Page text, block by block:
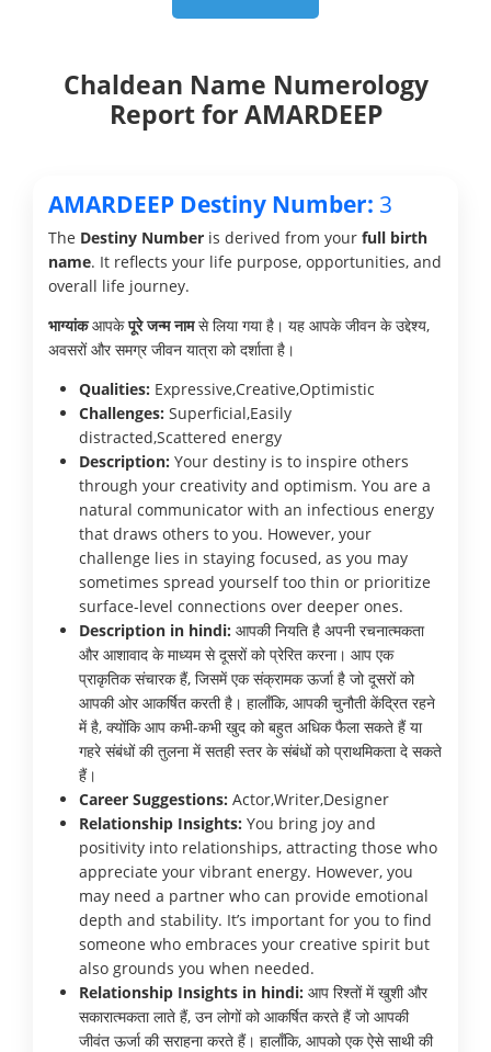
Chaldean Name Numerology
Report for AMARDEEP
AMARDEEP Destiny Number: 3
The Destiny Number is derived from your full birth
name. It reflects your life purpose, opportunities, and
overall life journey.
भाग्यांकआपकेपूरे जन्म नामसे लिया गया है। यह आपके जीवन के उद्देश्य,
अवसरों और समग्र जीवन यात्रा को दर्शाता है।
Qualities: Expressive,Creative,Optimistic
Challenges: Superficial,Easily
distracted,Scattered energy
Description: Your destiny is to inspire others
through your creativity and optimism. You are a
natural communicator with an infectious energy
that draws others to you. However, your
challenge lies in staying focused, as you may
sometimes spread yourself too thin or prioritize
surface-level connections over deeper ones.
Description in hindi: आपकी नियति है अपनी रचनात्मकता
और आशावाद के माध्यम से दूसरों को प्रेरित करना। आप एक
प्राकृतिक संचारक हैं, जिसमें एक संक्रामक ऊर्जा है जो दूसरों को
आपकी ओर आकर्षित करती है। हालाँकि, आपकी चुनौती केंद्रित रहने
में है, क्योंकि आप कभी-कभी खुद को बहुत अधिक फैला सकते हैं या
गहरे संबंधों की तुलना में सतही स्तर के संबंधों को प्राथमिकता दे सकते
हैं।
Career Suggestions: Actor,Writer,Designer
Relationship Insights: You bring joy and
positivity into relationships, attracting those who
appreciate your vibrant energy. However, you
may need a partner who can provide emotional
depth and stability. It’s important for you to find
someone who embraces your creative spirit but
also grounds you when needed.
Relationship Insights in hindi: आप रिश्तों में खुशी और
सकारात्मकता लाते हैं, उन लोगों को आकर्षित करते हैं जो आपकी
जीवंत ऊर्जा की सराहना करते हैं। हालाँकि, आपको एक ऐसे साथी की